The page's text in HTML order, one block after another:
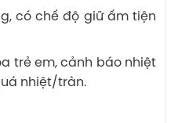
có chế độ giữ ấm tiện
trẻ em, cảnh báo nhiệt
nhiệt/tràn.